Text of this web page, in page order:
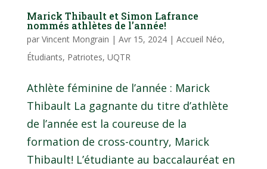
Marick Thibault et Simon Lafrance
nommés athlètes de l’année!
par Vincent Mongrain | Avr 15, 2024| Accueil Néo,
Étudiants, Patriotes, UQTR
Athlète féminine de l’année : Marick
Thibault La gagnante du titre d’athlète
de l’année est la coureuse de la
formation de cross-country, Marick
Thibault! L’étudiante au baccalauréat en